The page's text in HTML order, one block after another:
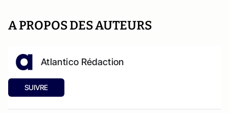
A PROPOS DES AUTEURS
Atlantico Rédaction
SUIVRE